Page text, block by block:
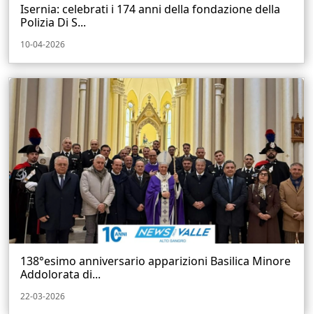
Isernia: celebrati i 174 anni della fondazione della
Polizia Di S...
10-04-2026
138°esimo anniversario apparizioni Basilica Minore
Addolorata di...
22-03-2026